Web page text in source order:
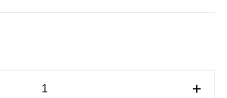
+